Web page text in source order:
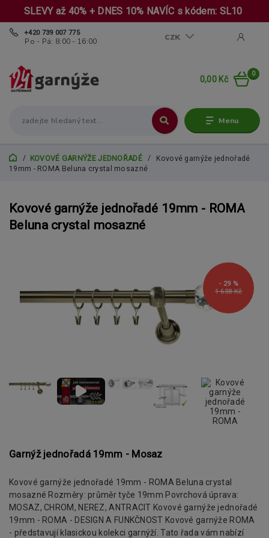
SLEVY až 40% + DNES 10% NAVÍC s kódem: SL10
Menu
CZK
+420 739 007 775
Po - Pá: 8:00 - 16:00
0
0,00 Kč
KOVOVÉ GARNÝŽE JEDNOŘADÉ
Kovové garnýže jednořadé
19mm - ROMA Beluna crystal mosazné
Kovové garnýže jednořadé 19mm - ROMA
Beluna crystal mosazné
1 638 Kč
- 29 %
Garnýž jednořadá 19mm - Mosaz
Kovové garnýže jednořadé 19mm - ROMA Beluna crystal
mosazné Rozměry: průměr tyče 19mm Povrchová úprava:
MOSAZ, CHROM, NEREZ, ANTRACIT Kovové garnýže jednořadé
19mm - ROMA - DESIGN A FUNKČNOST Kovové garnýže ROMA
- představují klasickou kolekci garnýží. Tato řada vám nabízí